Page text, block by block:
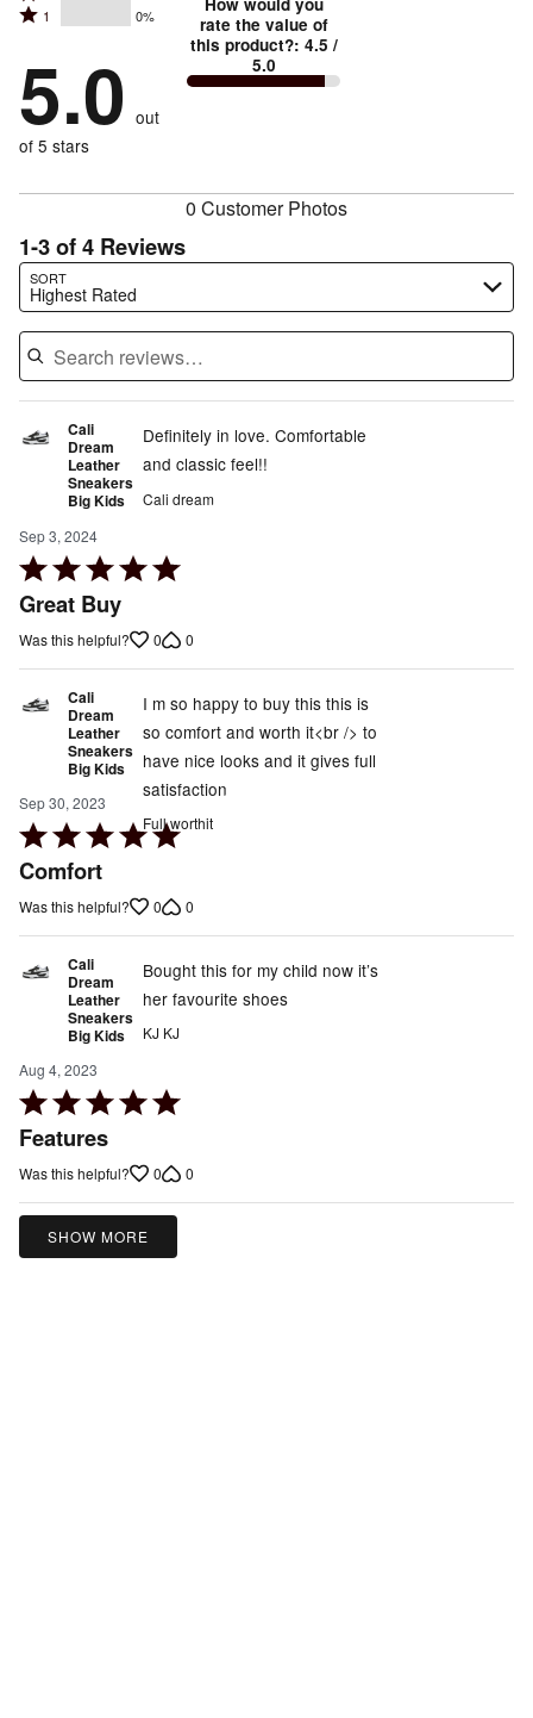
by
of
reviewers
by
of
reviewers
stars
0%
of
reviewers
2
by
0%
of
reviewers
Rated
stars
by
0%
of
1 0%
5.0 out
of 5 stars
rate the value of
this product?: 4.5 /
5.0
0 Customer Photos
1-3 of 4 Reviews
SORT
Highest Rated
Search reviews…
Cali
Dream
Leather
Sneakers
Big Kids
Sep 3, 2024
Rated
5
of
Great Buy
Definitely in love. Comfortable
and classic feel!!
Cali dream
Was this helpful? 0 0
Cali
Dream
Leather
Sneakers
Big Kids
Sep 30, 2023
Rated
5
of
Comfort
I m so happy to buy this this is
so comfort and worth it<br /> to
have nice looks and it gives full
satisfaction
Full worthit
Was this helpful? 0 0
Cali
Dream
Leather
Sneakers
Big Kids
Aug 4, 2023
Rated
5
of
5
Features
Bought this for my child now it’s
her favourite shoes
KJ KJ
Was this helpful? 0 0
SHOW MORE